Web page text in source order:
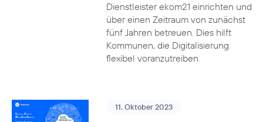
Dienstleister ekom21 einrichten und
über einen Zeitraum von zunächst
fünf Jahren betreuen. Dies hilft
Kommunen, die Digitalisierung
flexibel voranzutreiben.
11. Oktober 2023